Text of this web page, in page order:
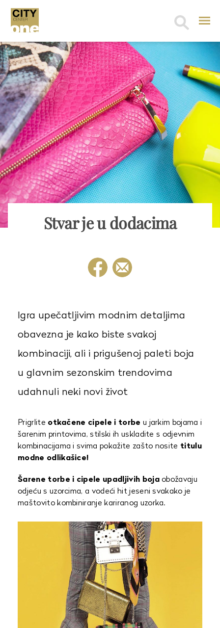
Search
Stvar je u dodacima
Igra upečatljivim modnim detaljima
obavezna je kako biste svakoj
kombinaciji, ali i prigušenoj paleti boja
u glavnim sezonskim trendovima
udahnuli neki novi život
Prigrlite otkačene cipele i torbe u jarkim bojama i
šarenim printovima, stilski ih uskladite s odjevnim
kombinacijama i svima pokažite zašto nosite titulu
modne odlikašice!
Šarene torbe i cipele upadljivih bojaobožavaju
odjeću s uzorcima, a vodeći hit jeseni svakako je
maštovito kombiniranje kariranog uzorka.